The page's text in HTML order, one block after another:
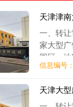
天津津
一、转
家大型
园区，
拥有多
进
信息编号
天津大